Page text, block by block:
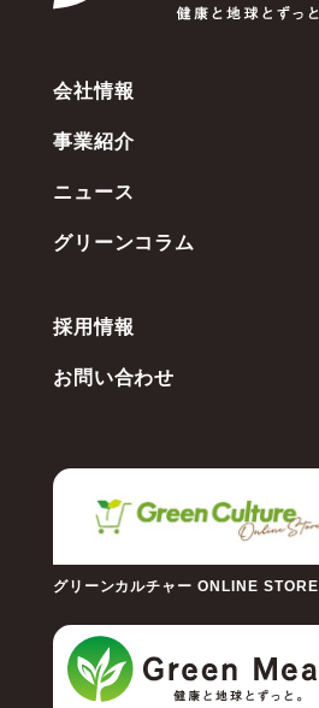
会社情報
ミッション
会社概要
代表メッセージ
事業紹介
ニュース
グリーンコラム
採用情報
お問い合わせ
グリーンカルチャー ONLINE STORE